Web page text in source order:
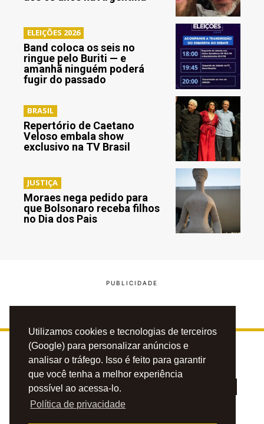
Utilizamos cookies e tecnologias de terceiros
(Google) para personalizar anúncios e
analisar o tráfego. Isso é feito para garantir
que você tenha a melhor experiência
possível ao acessa-lo.
Política de privacidade
ELEIÇÕES 2026
Band coloca os seis no
ringue pelo Buriti — e
amanhã ninguém poderá
fugir do passado
BRASIL
Repertório de Caetano
Veloso embala show
exclusivo na TV Brasil
JUSTIÇA
Moraes nega pedido para
que Bolsonaro receba filhos
no Dia dos Pais